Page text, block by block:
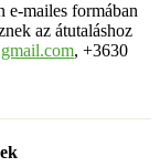
e-mailes formában
az átutaláshoz
, +3630